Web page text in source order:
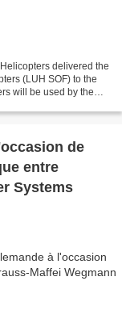
delivered the
(LUH SOF) to the
will be used by the
de
entre
Systems